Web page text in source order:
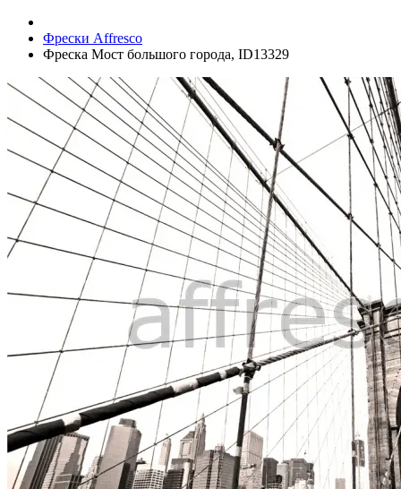
Фрески Affresco
Фреска Мост большого города, ID13329